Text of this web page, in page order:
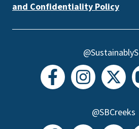
and Confidentiality Policy
@SBCreeks